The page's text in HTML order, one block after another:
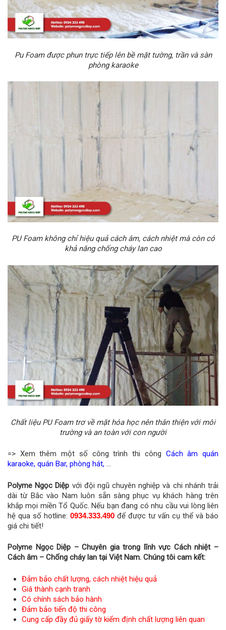
Pu Foam được phun trực tiếp lên bề mặt tường, trần và sàn
phòng karaoke
PU Foam không chỉ hiệu quả cách âm, cách nhiệt mà còn có
khả năng chống cháy lan cao
Chất liệu PU Foam trơ về mặt hóa học nên thân thiện với môi
trường và an toàn với con người
=> Xem thêm một số công trình thi công Cách âm quán
karaoke, quán Bar, phòng hát, …
Polyme Ngọc Diệp với đội ngũ chuyên nghiệp và chi nhánh trải
dài từ Bắc vào Nam luôn sẵn sàng phục vụ khách hàng trên
khắp mọi miền Tổ Quốc. Nếu bạn đang có nhu cầu vui lòng liên
hệ qua số hotline: 0934.333.490 để được tư vấn cụ thể và báo
giá chi tiết!
Polyme Ngọc Diệp – Chuyên gia trong lĩnh vực Cách nhiệt –
Cách âm – Chống cháy lan tại Việt Nam. Chúng tôi cam kết:
Đảm bảo chất lượng, cách nhiệt hiệu quả
Giá thành cạnh tranh
Có chính sách bảo hành
Đảm bảo tiến độ thi công
Cung cấp đầy đủ giấy tờ kiểm định chất lượng liên quan